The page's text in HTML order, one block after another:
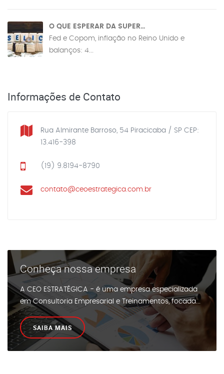
O QUE ESPERAR DA SUPER...
Fed e Copom, inflação no Reino Unido e
balanços: 4...
Informações de Contato
Rua Almirante Barroso, 54 Piracicaba / SP CEP:
13.416-398
(19) 9.8194-8790
contato@ceoestrategica.com.br
Conheça nossa empresa
A CEO ESTRATÉGICA - é uma empresa especializada
em Consultoria Empresarial e Treinamentos, focada...
SAIBA MAIS